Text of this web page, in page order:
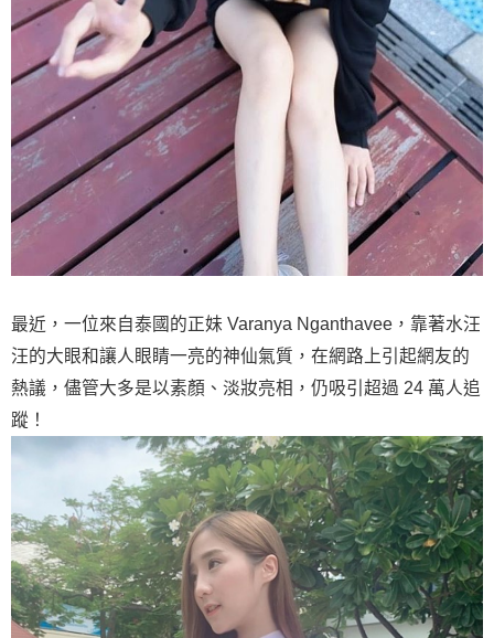
最近，一位來自泰國的正妹 Varanya Nganthavee，靠著水汪
汪的大眼和讓人眼睛一亮的神仙氣質，在網路上引起網友的
熱議，儘管大多是以素顏、淡妝亮相，仍吸引超過 24 萬人追
蹤！